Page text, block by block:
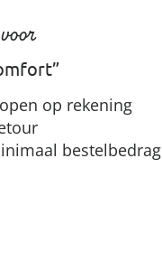
op rekening
bestelbedrag